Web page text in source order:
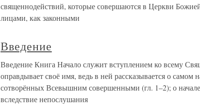
священнодействий, которые совершаются в Церкви
лицами, как законными
Введение
Введение Книга Начало служит вступлением ко всему
оправдывает своё имя, ведь в ней рассказывается о самом
сотворённых Всевышним совершенными (гл. 1–2); о
вследствие непослушания